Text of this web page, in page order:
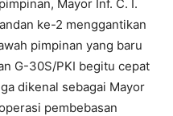
Mayor Inf. C. I.
ke-2 menggantikan
pimpinan yang baru
G-30S/PKI begitu cepat
dikenal sebagai Mayor
pembebasan